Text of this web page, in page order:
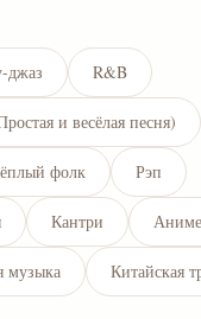
джаз R&B
и весёлая песня)
фолк Рэп
Кантри Аниме
музыка Китайская